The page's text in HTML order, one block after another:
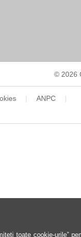
toate cookie-urile”
© 2026
ANPC